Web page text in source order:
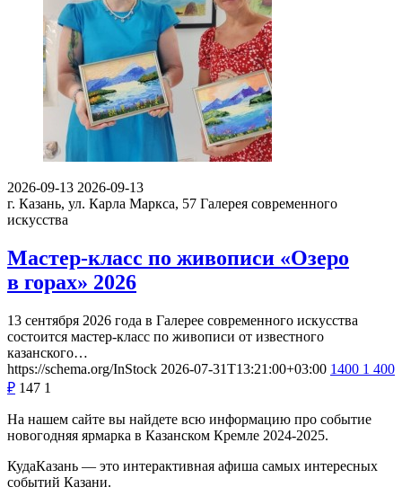
2026-09-13 2026-09-13
г. Казань, ул. Карла Маркса, 57 Галерея современного
искусства
Мастер-класс по живописи «Озеро
в горах» 2026
13 сентября 2026 года в Галерее современного искусства
состоится мастер-класс по живописи от известного
казанского…
https://schema.org/InStock 2026-07-31T13:21:00+03:00 1400 1 400
₽ 147 1
На нашем сайте вы найдете всю информацию про событие
новогодняя ярмарка в Казанском Кремле 2024-2025.
КудаКазань — это интерактивная афиша самых интересных
событий Казани.